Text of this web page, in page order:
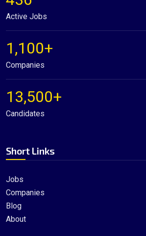
Short Links
Jobs
Companies
Blog
About
Active Jobs
1,100+
Companies
13,500+
Candidates